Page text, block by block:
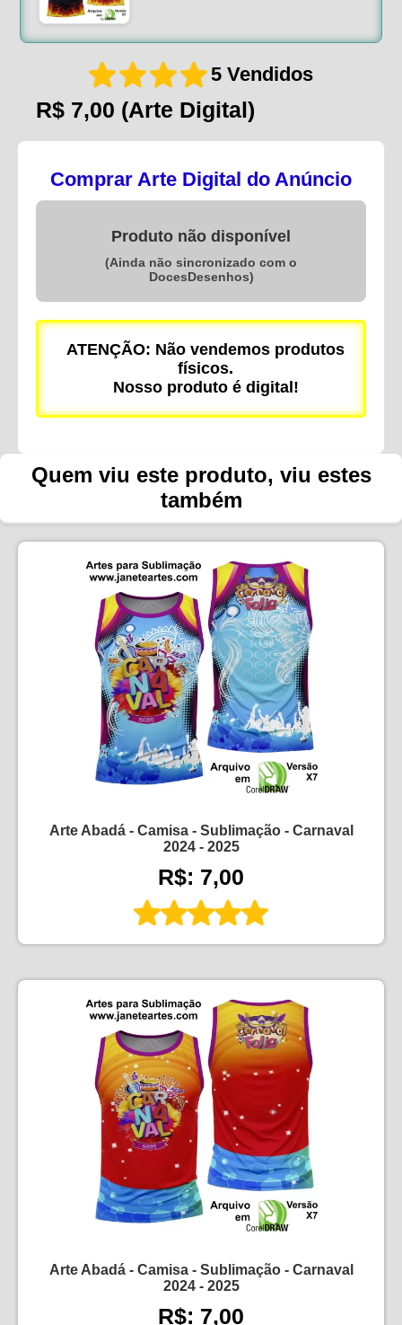
5 Vendidos
R$ 7,00 (Arte Digital)
Comprar Arte Digital do Anúncio
Produto não disponível
(Ainda não sincronizado com o
DocesDesenhos)
ATENÇÃO: Não vendemos produtos
físicos.
Nosso produto é digital!
Quem viu este produto, viu estes
também
Arte Abadá - Camisa - Sublimação - Carnaval
2024 - 2025
R$: 7,00
Arte Abadá - Camisa - Sublimação - Carnaval
2024 - 2025
R$: 7,00